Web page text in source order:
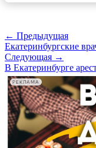
← Предыдущая
Екатеринбургские
Следующая →
В Екатеринбурге
РЕКЛАМА